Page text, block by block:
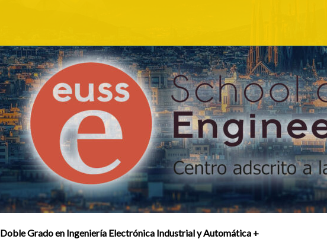
Doble Grado en Ingeniería Electrónica Industrial y Automática +